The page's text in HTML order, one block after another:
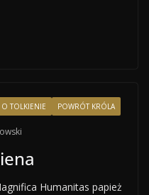
O TOLKIENIE POWRÓT KRÓLA
Humanitas papież